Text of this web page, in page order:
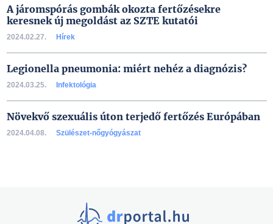
A járomspórás gombák okozta fertőzésekre
keresnek új megoldást az SZTE kutatói
2024.02.27. Hírek
Legionella pneumonia: miért nehéz a diagnózis?
2024.03.25. Infektológia
Növekvő szexuális úton terjedő fertőzés Európában
2024.04.08. Szülészet-nőgyógyászat